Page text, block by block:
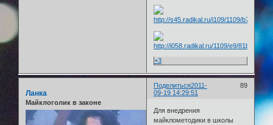
+3
Поделиться 89
2011-
09-19 14:29:51
Ланка
Майклоголик в законе
Для внедрения
майклометодики в школы